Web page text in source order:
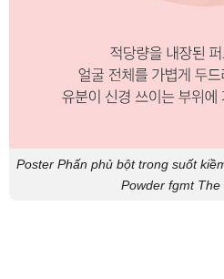
Poster Phấn phủ bột trong suốt
Powder fgmt The